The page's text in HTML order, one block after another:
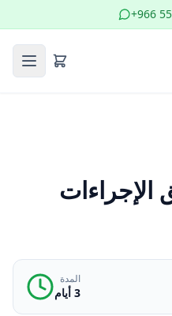
+966
الإجراءات
المدة
3 أيام